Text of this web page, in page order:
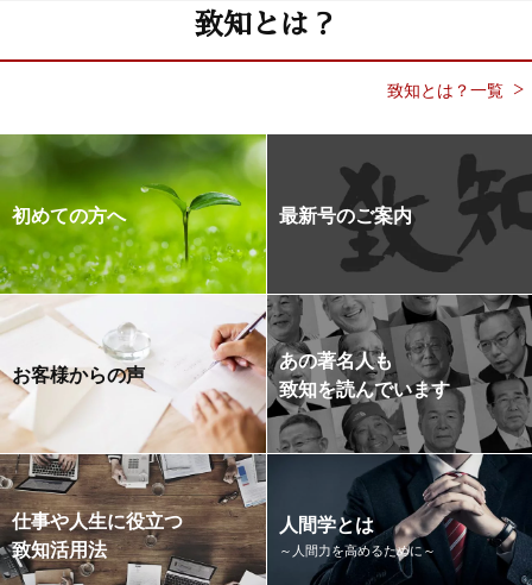
致知とは？
致知とは？一覧
初めての方へ 最新号のご案内
お客様からの声
あの著名人も
致知を読んでいます
仕事や人生に役立つ
致知活用法
人間学とは
～人間力を高めるために～